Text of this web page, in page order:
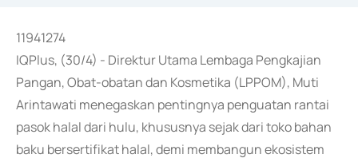
11941274
IQPlus, (30/4) - Direktur Utama Lembaga Pengkajian
Pangan, Obat-obatan dan Kosmetika (LPPOM), Muti
Arintawati menegaskan pentingnya penguatan rantai
pasok halal dari hulu, khususnya sejak dari toko bahan
baku bersertifikat halal, demi membangun ekosistem